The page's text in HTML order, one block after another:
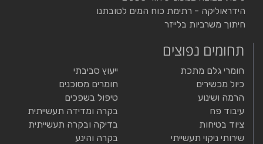
הידראוליקה - רתימת כוח המים לטובתנו
חיתוך משרביות בלייזר
תחומים נפוצים
חומרי גלם מתכת
כיול מכשירים
הרמה ושינוע
עיבוד פח
ציוד בטיחות
שירותי ניקוי תעשייתי
ייעוץ סביבתי
חומרים מסוכנים
טיפול בשפכים
בקרה ומדידה תעשייתית
בדיקה ובקרה תעשייתית
בקרה והינע